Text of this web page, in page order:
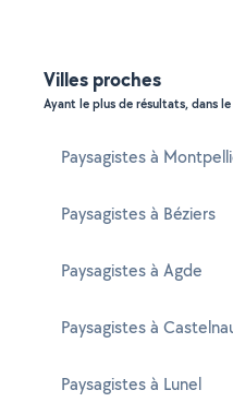
Villes proches
Ayant le plus de résultats, dans
Paysagistes à
Paysagistes à Béziers
Paysagistes à Agde
Paysagistes à
Paysagistes à Lunel